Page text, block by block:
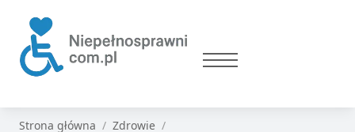
Strona główna
Zdrowie